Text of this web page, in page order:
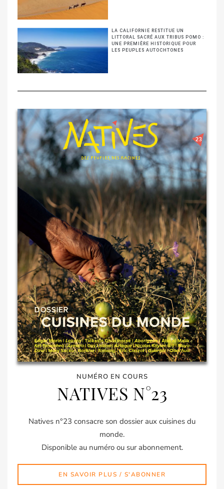
LA CALIFORNIE RESTITUE UN
LITTORAL SACRÉ AUX TRIBUS POMO :
UNE PREMIÈRE HISTORIQUE POUR
LES PEUPLES AUTOCHTONES
NUMÉRO EN COURS
NATIVES N°23
Natives n°23 consacre son dossier aux cuisines du
monde.
Disponible au numéro ou sur abonnement.
EN SAVOIR PLUS / S'ABONNER